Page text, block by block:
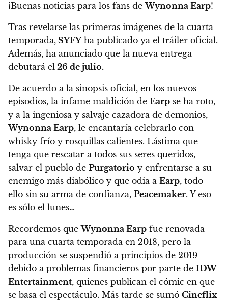
¡Buenas noticias para los fans deWynonna Earp!
Tras revelarse las primeras imágenes de la cuarta
temporada, SYFYha publicado ya el tráiler oficial.
Además, ha anunciado que la nueva entrega
debutará el 26 de julio.
De acuerdo a la sinopsis oficial, en los nuevos
episodios, la infame maldición de Earp se ha roto,
y a la ingeniosa y salvaje cazadora de demonios,
Wynonna Earp, le encantaría celebrarlo con
whisky frío y rosquillas calientes. Lástima que
tenga que rescatar a todos sus seres queridos,
salvar el pueblo de Purgatorio y enfrentarse a su
enemigo más diabólico y que odia a Earp, todo
ello sin su arma de confianza, Peacemaker. Y eso
es sólo el lunes…
Recordemos que Wynonna Earp fue renovada
para una cuarta temporada en 2018, pero la
producción se suspendió a principios de 2019
debido a problemas financieros por parte de IDW
Entertainment, quienes publican el cómic en que
se basa el espectáculo. Más tarde se sumó Cineflix